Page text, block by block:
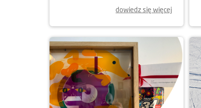
dowiedz się więcej